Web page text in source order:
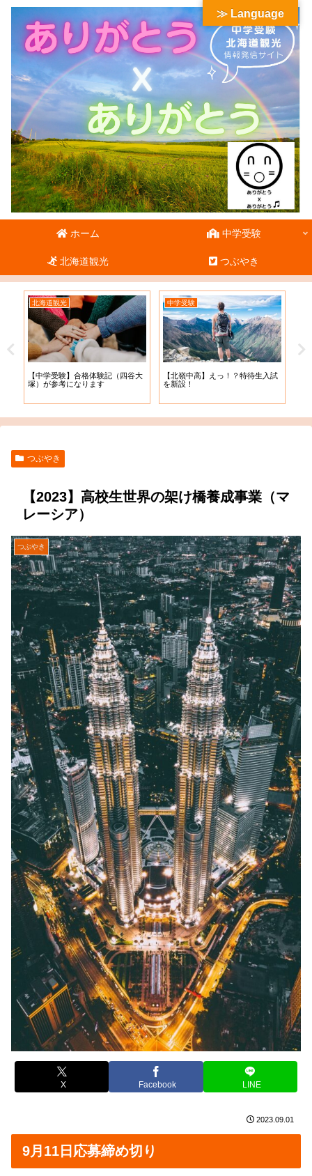
ホーム 中学受験
北海道観光 つぶやき
？特待生入試
北海道観光
【札幌開成中学】2022年度_追加
入学予定者決定 ♪( ´θ｀)ノ
中学受験
【2022年度入学】”北の頂”北
つぶやき
【2023】高校生世界の架け橋養成事業（マ
レーシア）
つぶやき
X Facebook LINE
2023.09.01
9月11日応募締め切り
≫ Language